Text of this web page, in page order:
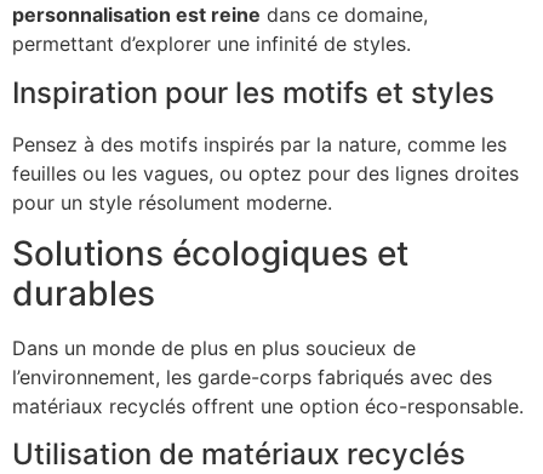
personnalisation est reine dans ce domaine,
permettant d’explorer une infinité de styles.
Inspiration pour les motifs et styles
Pensez à des motifs inspirés par la nature, comme les
feuilles ou les vagues, ou optez pour des lignes droites
pour un style résolument moderne.
Solutions écologiques et
durables
Dans un monde de plus en plus soucieux de
l’environnement, les garde-corps fabriqués avec des
matériaux recyclés offrent une option éco-responsable.
Utilisation de matériaux recyclés